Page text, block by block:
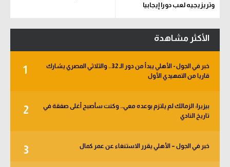
وتريزيجيه لعب دورا إيجابيا
الأكثر مشاهدة
1
خبر في الجول - الأهلي يبدأ من دور الـ 32.. والثلاثي المصري يشارك
قاريا من التمهيدي الأول
2
بيزيرا: الزمالك لم يلتزم بوعده معي.. وكنت سأصبح أغلى صفقة في
تاريخ النادي
3 خبر في الجول – الأهلي يقرر الاستنغاء عن عمر كمال